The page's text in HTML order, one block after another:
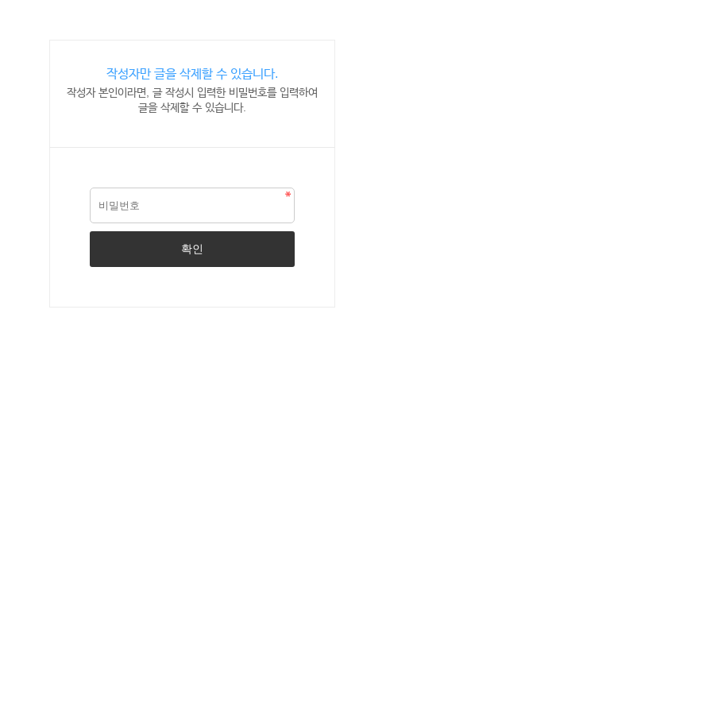
작성자만 글을 삭제할 수 있습니다.
작성자 본인이라면, 글 작성시 입력한 비밀번호를 입력하여
글을 삭제할 수 있습니다.